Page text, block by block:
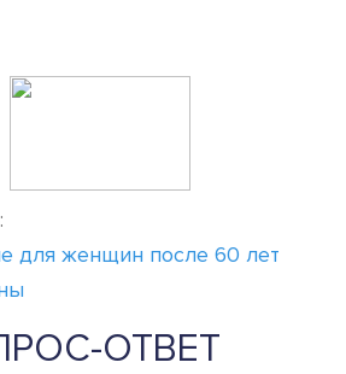
для женщин после 60 лет
ОТВЕТ